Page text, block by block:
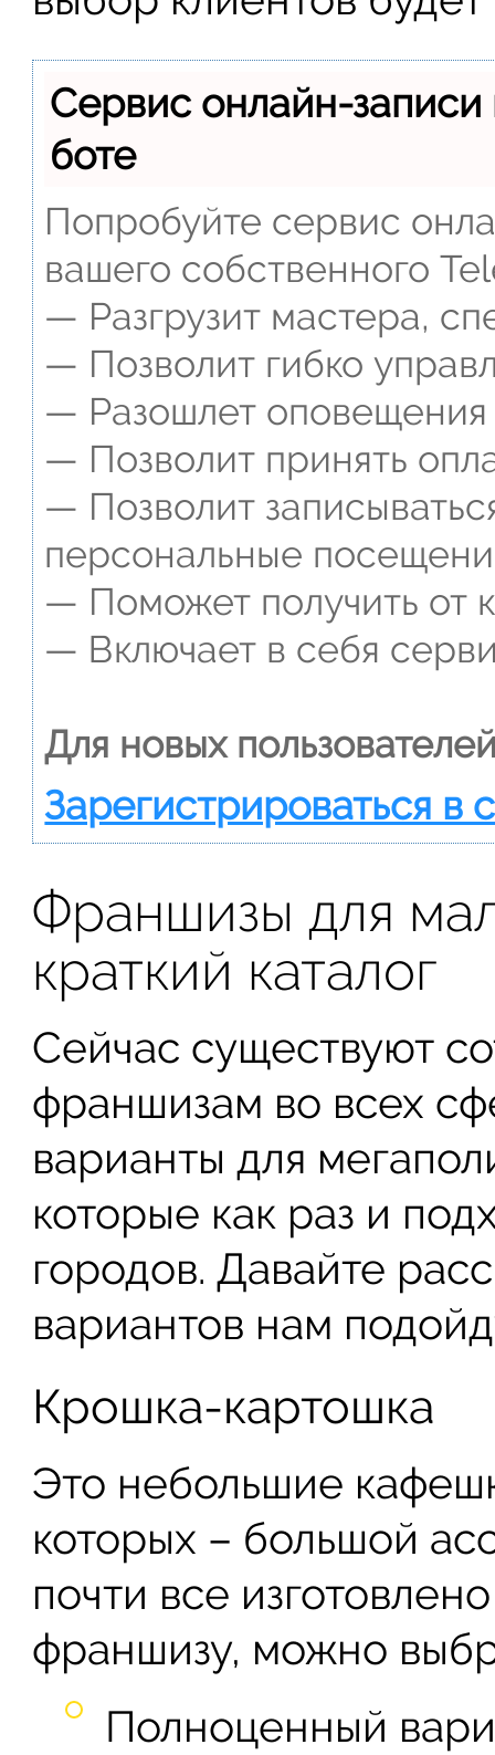
Сервис онлайн-
боте
Попробуйте сервис
вашего собственного
— Разгрузит мастера,
— Позволит гибко
— Разошлет оповещения
— Позволит принять
— Позволит
персональные
— Поможет получить от
— Включает в себя
Для новых
Зарегистрироваться в
Франшизы для
краткий каталог
Сейчас существуют
франшизам во всех
варианты для
которые как раз и
городов. Давайте
вариантов нам
Крошка-картошка
Это небольшие
которых – большой
почти все
франшизу, можно
Полноценный